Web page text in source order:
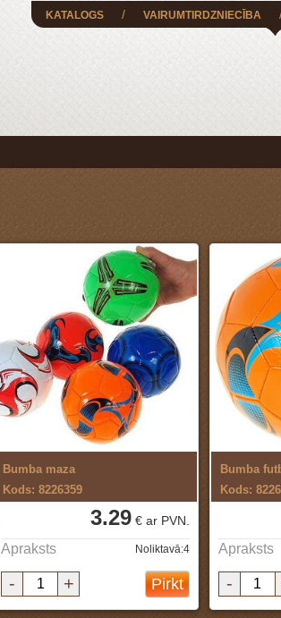
KATALOGS / VAIRUMTIRDZNIECĪBA
Bumba maza
Kods: 8226359
3.29€ ar PVN.
Apraksts Noliktavā:4
- + Pirkt
Bumba
Kods:
Apraksts
-